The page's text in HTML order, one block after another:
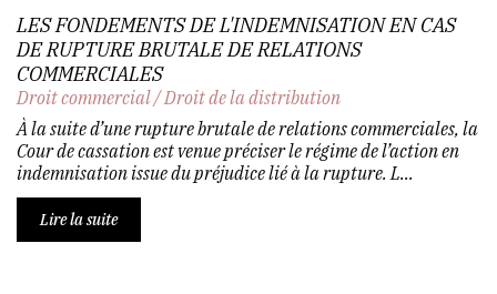
LES FONDEMENTS DE L'INDEMNISATION EN CAS
DE RUPTURE BRUTALE DE RELATIONS
COMMERCIALES
Droit commercial/Droit de la distribution
À la suite d’une rupture brutale de relations commerciales, la
Cour de cassation est venue préciser le régime de l’action en
indemnisation issue du préjudice lié à la rupture. L...
Lire la suite